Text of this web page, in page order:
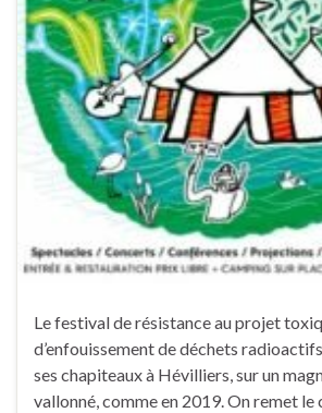
Le festival de résistance au projet
d’enfouissement de déchets
ses chapiteaux à Hévilliers, sur un
vallonné, comme en 2019. On remet le